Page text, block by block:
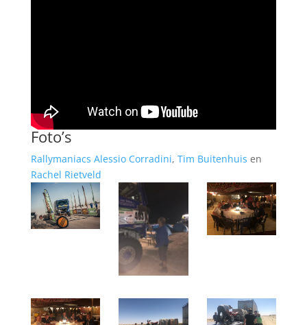
Foto’s
Rallymaniacs Alessio Corradini, Tim Buitenhuis en
Rachel Rietveld